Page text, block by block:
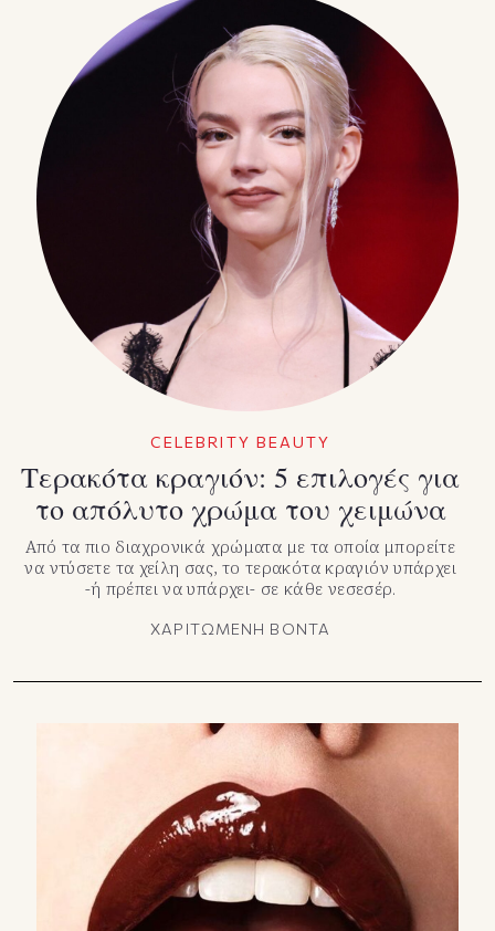
CELEBRITY BEAUTY
Τερακότα κραγιόν: 5 επιλογές για
το απόλυτο χρώμα του χειμώνα
Από τα πιο διαχρονικά χρώματα με τα οποία μπορείτε
να ντύσετε τα χείλη σας, το τερακότα κραγιόν υπάρχει
-ή πρέπει να υπάρχει- σε κάθε νεσεσέρ.
ΧΑΡΙΤΩΜΕΝΗ ΒΟΝΤΑ